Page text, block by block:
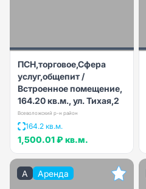
ПСН,торговое,Сфера
услуг,общепит /
Встроенное помещение,
164.20 кв.м., ул. Тихая,2
Всеволожский р-н район
164.2 кв.м.
1,500.01 ₽ кв.м.
A Аренда